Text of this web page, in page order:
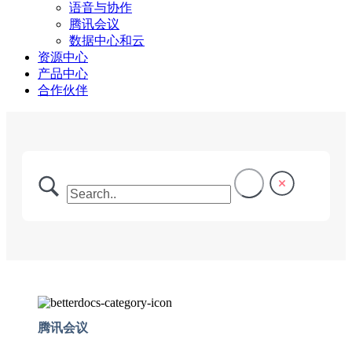
语音与协作
腾讯会议
数据中心和云
资源中心
产品中心
合作伙伴
腾讯会议